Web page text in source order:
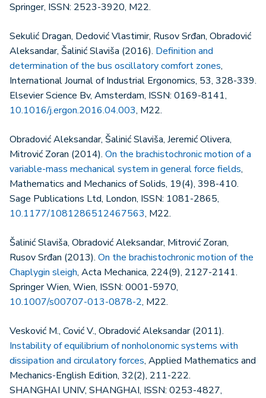
Springer, ISSN: 2523-3920, M22.
Sekulić Dragan, Dedović Vlastimir, Rusov Srđan, Obradović
Aleksandar, Šalinić Slaviša (2016). Definition and
determination of the bus oscillatory comfort zones,
International Journal of Industrial Ergonomics, 53, 328-339.
Elsevier Science Bv, Amsterdam, ISSN: 0169-8141,
10.1016/j.ergon.2016.04.003, M22.
Obradović Aleksandar, Šalinić Slaviša, Jeremić Olivera,
Mitrović Zoran (2014). On the brachistochronic motion of a
variable-mass mechanical system in general force fields,
Mathematics and Mechanics of Solids, 19(4), 398-410.
Sage Publications Ltd, London, ISSN: 1081-2865,
10.1177/1081286512467563, M22.
Šalinić Slaviša, Obradović Aleksandar, Mitrović Zoran,
Rusov Srđan (2013). On the brachistochronic motion of the
Chaplygin sleigh, Acta Mechanica, 224(9), 2127-2141.
Springer Wien, Wien, ISSN: 0001-5970,
10.1007/s00707-013-0878-2, M22.
Vesković M., Cović V., Obradović Aleksandar (2011).
Instability of equilibrium of nonholonomic systems with
dissipation and circulatory forces, Applied Mathematics and
Mechanics-English Edition, 32(2), 211-222.
SHANGHAI UNIV, SHANGHAI, ISSN: 0253-4827,